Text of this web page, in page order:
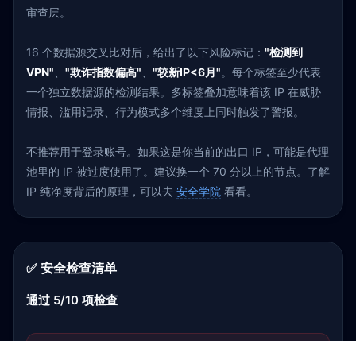
审查层。
16 个数据源交叉比对后，给出了以下风险标记： "检测到
VPN"
"欺诈指数偏高" "较新IP<6月"。每个标签至少代表
一个独立数据源的检测结果。多标签叠加意味着该 IP 在威胁
情报、滥用记录、行为模式多个维度上同时触发了警报。
不推荐用于登录账号。如果这是你当前的出口 IP，可能是代理
池里的 IP 被过度使用了。建议换一个 70 分以上的节点。了解
IP 纯净度背后的原理，可以去 安全学院 看看。
✅ 安全检查清单
通过 5/10 项检查